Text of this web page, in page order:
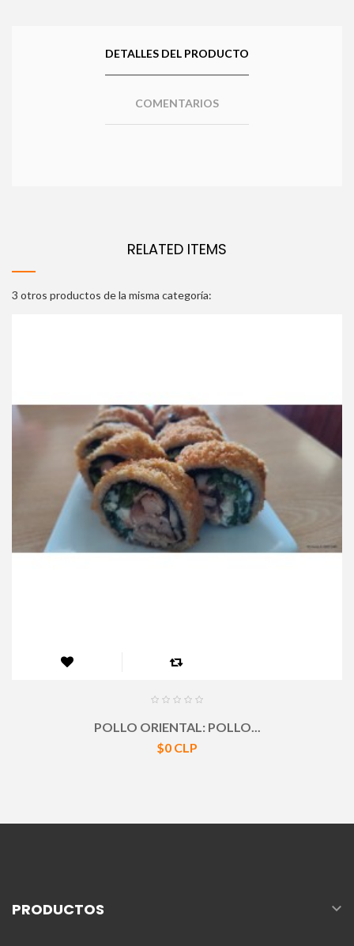
DETALLES DEL PRODUCTO
COMENTARIOS
RELATED ITEMS
3 otros productos de la misma categoría:
POLLO ORIENTAL: POLLO...
Precio
$0 CLP
PRODUCTOS 